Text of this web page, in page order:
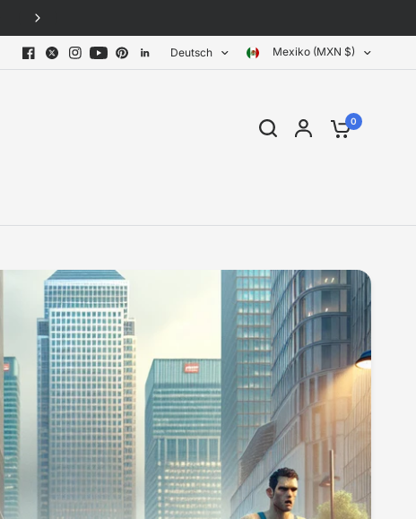
Deutsch Mexiko (MXN $)
0
Teile: